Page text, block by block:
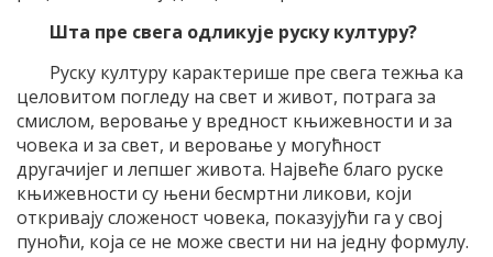
Шта пре свега одликује руску културу?
Руску културу карактерише пре свега тежња ка
целовитом погледу на свет и живот, потрага за
смислом, веровање у вредност књижевности и за
човека и за свет, и веровање у могућност
другачијег и лепшег живота. Највеће благо руске
књижевности су њени бесмртни ликови, који
откривају сложеност човека, показујући га у свој
пуноћи, која се не може свести ни на једну формулу.